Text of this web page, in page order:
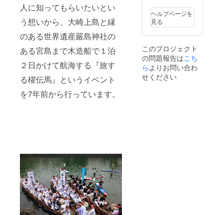
人に知ってもらいたいとい
う想いから、大崎上島と縁
のある世界遺産嚴島神社の
ある宮島まで木造船で１泊
２日かけて航海する『旅す
る櫂伝馬』というイベント
を7年前から行っています。
ヘルプページを
見る
このプロジェクト
の問題報告はこち
ら よりお問い合わ
せください